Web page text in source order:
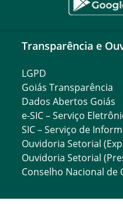
Transparência e
LGPD
Goiás Transparência
Dados Abertos Goiás
e-SIC – Serviço
SIC – Serviço de
Ouvidoria Setorial
Ouvidoria Setorial
Conselho Nacional de